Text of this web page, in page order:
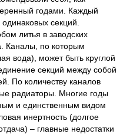
годами. Каждый
секций.
литья в заводских
Каналы, по которым
вода), может быть круглой
секций между собой
По количеству каналов
радиаторы. Многие годы
и единственным видом
инертность (долгое
– главные недостатки